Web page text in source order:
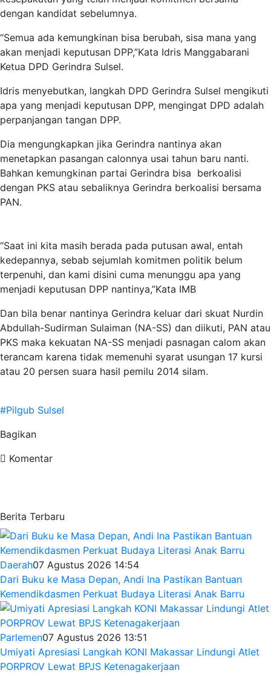
dengan kandidat sebelumnya.
“Semua ada kemungkinan bisa berubah, sisa mana yang
akan menjadi keputusan DPP,”Kata Idris Manggabarani
Ketua DPD Gerindra Sulsel.
Idris menyebutkan, langkah DPD Gerindra Sulsel mengikuti
apa yang menjadi keputusan DPP, mengingat DPD adalah
perpanjangan tangan DPP.
Dia mengungkapkan jika Gerindra nantinya akan
menetapkan pasangan calonnya usai tahun baru nanti.
Bahkan kemungkinan partai Gerindra bisa berkoalisi
dengan PKS atau sebaliknya Gerindra berkoalisi bersama
PAN.
“Saat ini kita masih berada pada putusan awal, entah
kedepannya, sebab sejumlah komitmen politik belum
terpenuhi, dan kami disini cuma menunggu apa yang
menjadi keputusan DPP nantinya,”Kata IMB
Dan bila benar nantinya Gerindra keluar dari skuat Nurdin
Abdullah-Sudirman Sulaiman (NA-SS) dan diikuti, PAN atau
PKS maka kekuatan NA-SS menjadi pasnagan calom akan
terancam karena tidak memenuhi syarat usungan 17 kursi
atau 20 persen suara hasil pemilu 2014 silam.
#Pilgub Sulsel
Bagikan
Komentar
Berita Terbaru
Daerah07 Agustus 2026 14:54
Dari Buku ke Masa Depan, Andi Ina Pastikan Bantuan
Kemendikdasmen Perkuat Budaya Literasi Anak Barru
Parlemen07 Agustus 2026 13:51
Umiyati Apresiasi Langkah KONI Makassar Lindungi Atlet
PORPROV Lewat BPJS Ketenagakerjaan